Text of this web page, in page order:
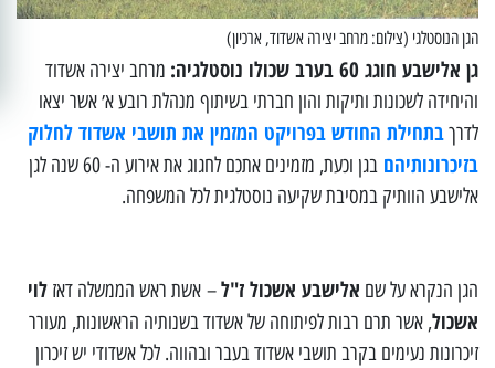
הגן הנוסטלגי (צילום: מרחב יצירה אשדוד, ארכיון)
גן אלישבע חוגג 60 בערב שכולו נוסטלגיה:
מרחב יצירה אשדוד
והיחידה לשכונות ותיקות והון חברתי בשיתוף מנהלת רובע א׳ אשר יצאו
לדרךבתחילת החודש בפרויקט המזמין את תושבי אשדוד לחלוק
בזיכרונותיהם
בגן וכעת, מזמינים אתכם לחגוג את אירוע ה- 60 שנה לגן
אלישבע הוותיק במסיבת שקיעה נוסטלגית לכל המשפחה.
הגן הנקרא על שם אלישבע אשכול ז"ל– אשת ראש הממשלה דאז לוי
אשכול, אשר תרם רבות לפיתוחה של אשדוד בשנותיה הראשונות, מעורר
זיכרונות נעימים בקרב תושבי אשדוד בעבר ובהווה. לכל אשדודי יש זיכרון